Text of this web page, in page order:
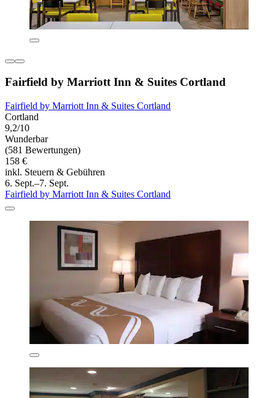
Fairfield by Marriott Inn & Suites Cortland
Fairfield by Marriott Inn & Suites Cortland
Cortland
9,2/10
Wunderbar
(581 Bewertungen)
158 €
inkl. Steuern & Gebühren
6. Sept.–7. Sept.
Fairfield by Marriott Inn & Suites Cortland